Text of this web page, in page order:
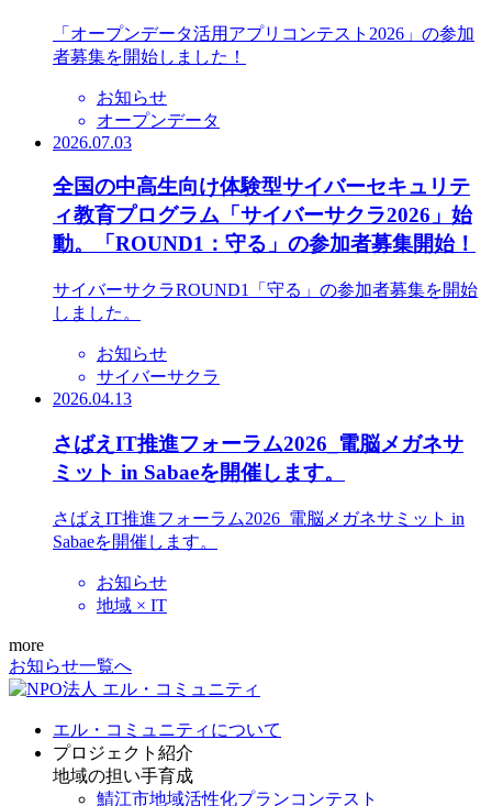
「オープンデータ活用アプリコンテスト2026」の参加
者募集を開始しました！
お知らせ
オープンデータ
2026.07.03
全国の中高生向け体験型サイバーセキュリテ
ィ教育プログラム「サイバーサクラ2026」始
動。「ROUND1：守る」の参加者募集開始！
サイバーサクラROUND1「守る」の参加者募集を開始
しました。
お知らせ
サイバーサクラ
2026.04.13
さばえIT推進フォーラム2026_電脳メガネサ
ミット in Sabaeを開催します。
さばえIT推進フォーラム2026_電脳メガネサミット in
Sabaeを開催します。
お知らせ
地域 × IT
more
お知らせ一覧へ
エル・コミュニティについて
プロジェクト紹介
地域の担い手育成
鯖江市地域活性化プランコンテスト